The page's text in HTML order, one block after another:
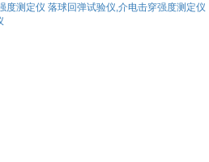
度测定仪 落球回弹试验仪,介电击穿强度测定仪